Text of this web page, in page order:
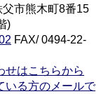
市熊木町8番15
)
FAX/ 0494-22-
せはこちらから
いる方のメールで